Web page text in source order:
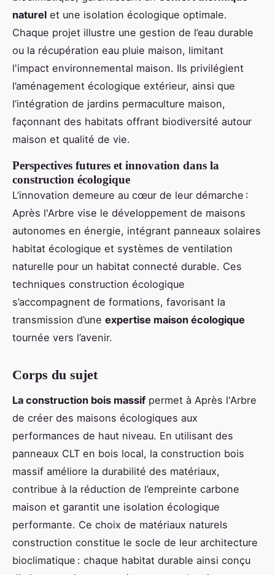
naturel et une isolation écologique optimale.
Chaque projet illustre une gestion de l’eau durable
ou la récupération eau pluie maison, limitant
l'impact environnemental maison. Ils privilégient
l’aménagement écologique extérieur, ainsi que
l’intégration de jardins permaculture maison,
façonnant des habitats offrant biodiversité autour
maison et qualité de vie.
Perspectives futures et innovation dans la
construction écologique
L’innovation demeure au cœur de leur démarche :
Après l'Arbre vise le développement de maisons
autonomes en énergie, intégrant panneaux solaires
habitat écologique et systèmes de ventilation
naturelle pour un habitat connecté durable. Ces
techniques construction écologique
s’accompagnent de formations, favorisant la
transmission d’une expertise maison écologique
tournée vers l’avenir.
Corps du sujet
La construction bois massif permet à Après l'Arbre
de créer des maisons écologiques aux
performances de haut niveau. En utilisant des
panneaux CLT en bois local, la construction bois
massif améliore la durabilité des matériaux,
contribue à la réduction de l’empreinte carbone
maison et garantit une isolation écologique
performante. Ce choix de matériaux naturels
construction constitue le socle de leur architecture
bioclimatique : chaque habitat durable ainsi conçu